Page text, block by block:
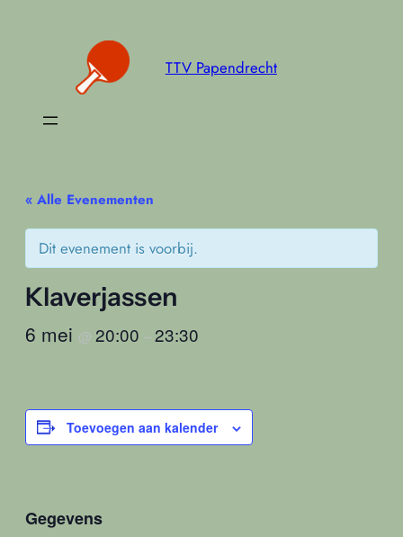
TTV Papendrecht
« Alle Evenementen
Dit evenement is voorbij.
Klaverjassen
6 mei @ 20:00 –23:30
Toevoegen aan kalender
Gegevens